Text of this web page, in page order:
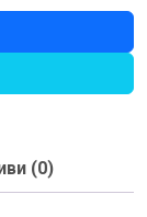
(0)